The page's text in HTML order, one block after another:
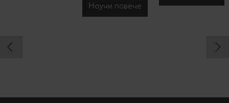
Научи повече